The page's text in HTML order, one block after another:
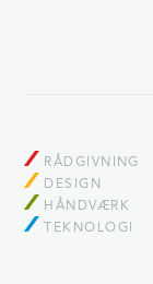
RÅDGIVNING
DESIGN
HÅNDVÆRK
TEKNOLOGI